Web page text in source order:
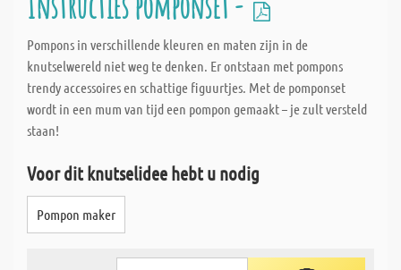
Pompons in verschillende kleuren en maten zijn in de
knutselwereld niet weg te denken. Er ontstaan met pompons
trendy accessoires en schattige figuurtjes. Met de pomponset
wordt in een mum van tijd een pompon gemaakt – je zult versteld
staan!
Voor dit knutselidee hebt u nodig
Pompon maker